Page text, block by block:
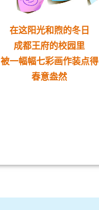
在这阳光和煦的冬日
成都王府的校园里
被一幅幅七彩画作装点得
春意盎然